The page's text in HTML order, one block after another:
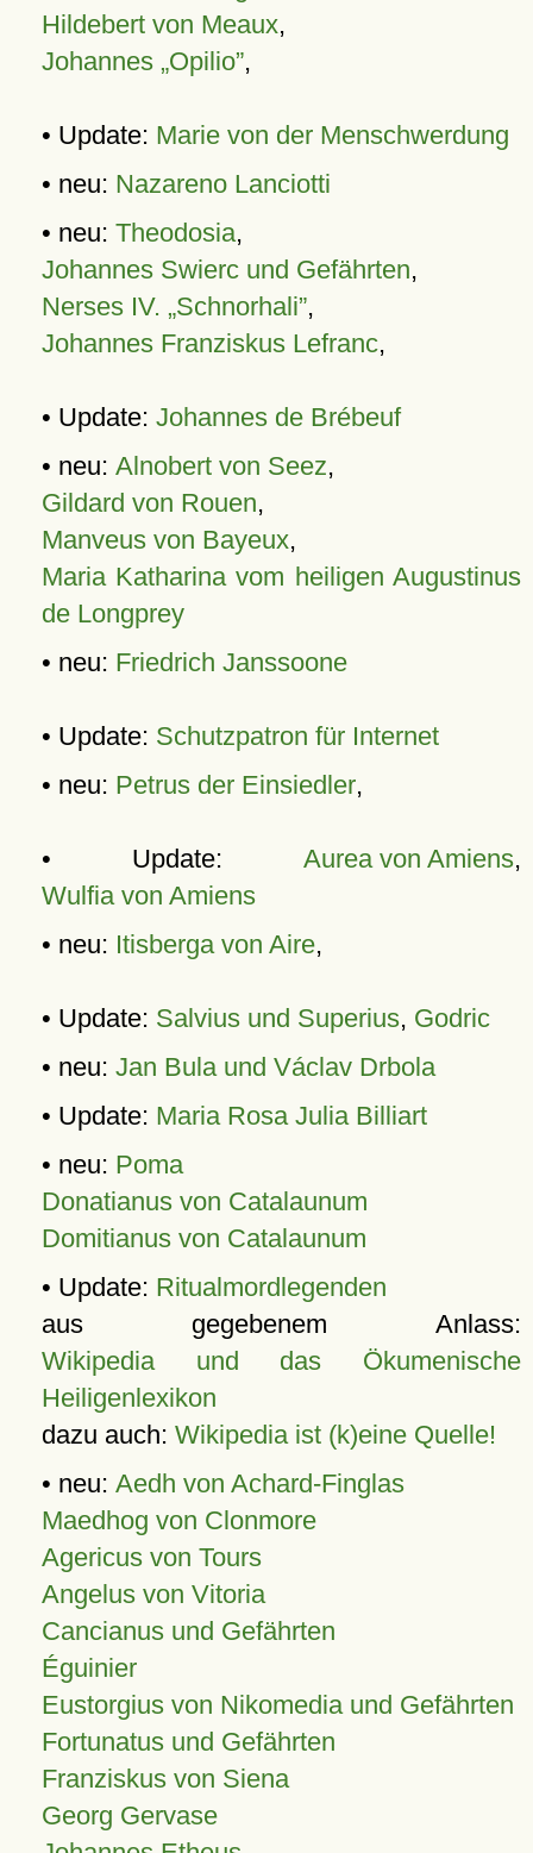
Hildebert von Meaux,
Johannes „Opilio”,
• Update: Marie von der Menschwerdung
• neu: Nazareno Lanciotti
• neu: Theodosia,
Johannes Swierc und Gefährten,
Nerses IV. „Schnorhali”,
Johannes Franziskus Lefranc,
• Update: Johannes de Brébeuf
• neu: Alnobert von Seez,
Gildard von Rouen,
Manveus von Bayeux,
Maria Katharina vom heiligen Augustinus
de Longprey
• neu: Friedrich Janssoone
• Update: Schutzpatron für Internet
• neu: Petrus der Einsiedler,
• Update: Aurea von Amiens,
Wulfia von Amiens
• neu: Itisberga von Aire,
• Update: Salvius und Superius, Godric
• neu: Jan Bula und Václav Drbola
• Update: Maria Rosa Julia Billiart
• neu: Poma
Donatianus von Catalaunum
Domitianus von Catalaunum
• Update: Ritualmordlegenden
aus gegebenem Anlass:
Wikipedia und das Ökumenische
Heiligenlexikon
dazu auch: Wikipedia ist (k)eine Quelle!
• neu: Aedh von Achard-Finglas
Maedhog von Clonmore
Agericus von Tours
Angelus von Vitoria
Cancianus und Gefährten
Éguinier
Eustorgius von Nikomedia und Gefährten
Fortunatus und Gefährten
Franziskus von Siena
Georg Gervase